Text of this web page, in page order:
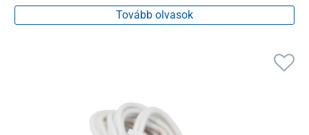
Tovább olvasok